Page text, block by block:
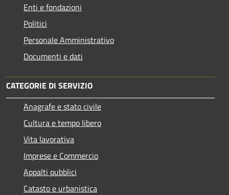
Enti e fondazioni
Politici
Personale Amministrativo
Documenti e dati
CATEGORIE DI SERVIZIO
Anagrafe e stato civile
Cultura e tempo libero
Vita lavorativa
Imprese e Commercio
Appalti pubblici
Catasto e urbanistica